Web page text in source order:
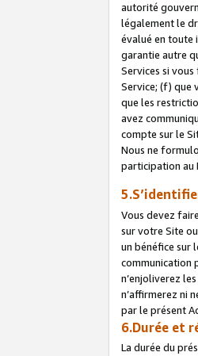
autorité
légalement le
évalué en toute
garantie autre
Services si
Service; (f) que
que les
avez
compte sur le
Nous ne
participation au
Vous devez
sur votre Site
un bénéfice sur
communication
n’enjoliverez
n’affirmerez ni
par le présent
6.Durée et
La durée du